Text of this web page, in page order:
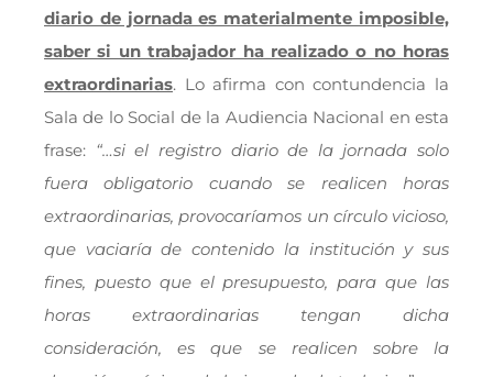
diario de jornada es materialmente imposible,
saber si un trabajador ha realizado o no horas
extraordinarias. Lo afirma con contundencia la
Sala de lo Social de la Audiencia Nacional en esta
frase: “…si el registro diario de la jornada solo
fuera obligatorio cuando se realicen horas
extraordinarias, provocaríamos un círculo vicioso,
que vaciaría de contenido la institución y sus
fines, puesto que el presupuesto, para que las
horas extraordinarias tengan dicha
consideración, es que se realicen sobre la